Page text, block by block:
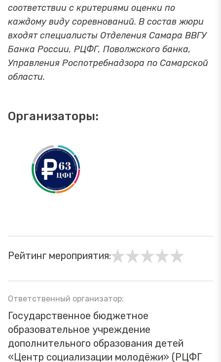
соответствии с критериями оценки по
каждому виду соревнований. В состав жюри
входят специалисты Отделения Самара ВВГУ
Банка России, РЦФГ, Поволжского банка,
Управления Роспотребнадзора по Самарской
области.
Организаторы:
Рейтинг мероприятия:
Ответственный организатор:
Государственное бюджетное
образовательное учреждение
дополнительного образования детей
«Центр социализации молодёжи» (РЦФГ